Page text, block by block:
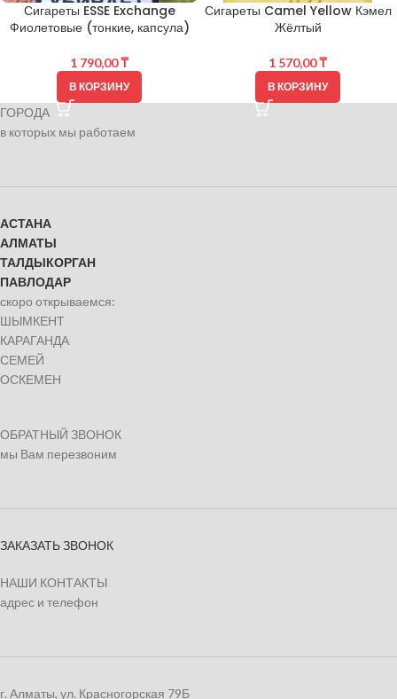
Сигареты ESSE Exchange
Фиолетовые (тонкие, капсула)
1 790,00₸
В КОРЗИНУ
Сигареты Camel Yellow Кэмел
Жёлтый
1 570,00₸
В КОРЗИНУ
ГОРОДА
в которых мы работаем
АСТАНА
АЛМАТЫ
ТАЛДЫКОРГАН
ПАВЛОДАР
скоро открываемся:
ШЫМКЕНТ
КАРАГАНДА
СЕМЕЙ
ОСКЕМЕН
ОБРАТНЫЙ ЗВОНОК
мы Вам перезвоним
ЗАКАЗАТЬ ЗВОНОК
НАШИ КОНТАКТЫ
адрес и телефон
г. Алматы, ул. Красногорская 79Б